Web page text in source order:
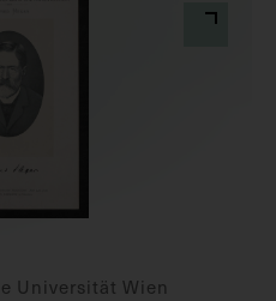
Universität Wien